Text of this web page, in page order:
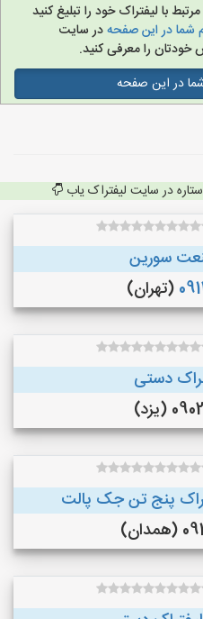
با لیفتراک خود را تبلیغ کنید
شما در این صفحهدر سایت
را معرفی کنید.
در این صفحه
در سایت لیفتراک یاب
سورین
(تهران)
دستی
پنج تن جک پالت